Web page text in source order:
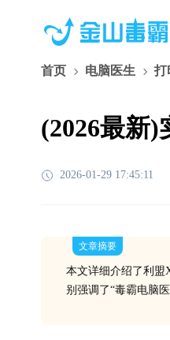
首页 电脑医生 打
(2026最新
2026-01-29 17:45:11
文章摘要
本文详细介绍了利盟
别强调了“毒霸电脑